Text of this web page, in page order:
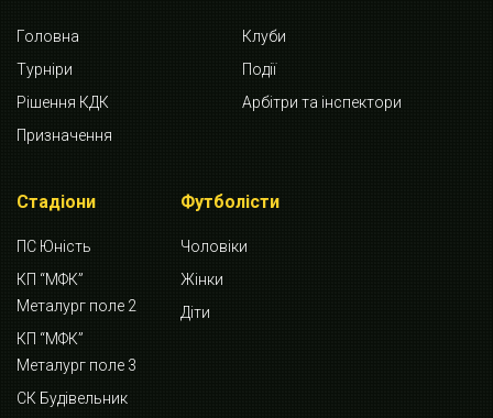
Головна
Клуби
Турніри
Події
Рішення КДК
Арбітри та інспектори
Призначення
Стадіони
ПС Юність
КП “МФК”
Металург поле 2
КП “МФК”
Металург поле 3
СК Будівельник
Футболісти
Чоловіки
Жінки
Діти